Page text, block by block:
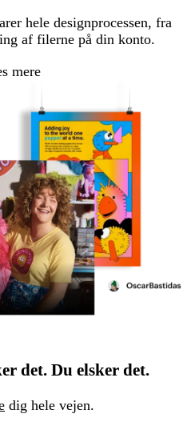
hele designprocessen, fra
af filerne på din konto.
mere
det. Du elsker det.
dig hele vejen.